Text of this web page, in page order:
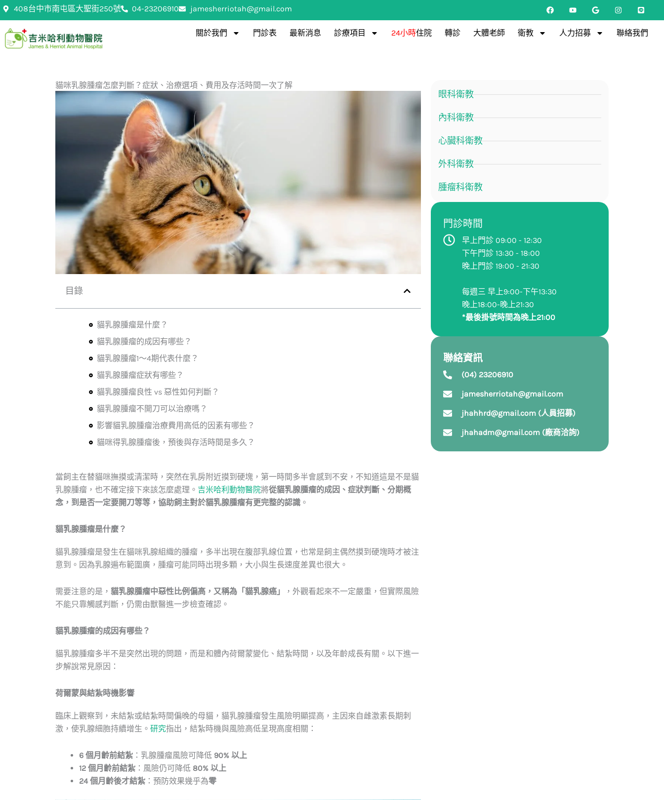
跳
至
主
要
408台中市南屯區大聖街250號 04-23206910 jamesherriotah@gmail.com
F
a
c
Y
o
u
u
G
o
o
I
n
s
t
a
L
i
n
e
關於我們 門診表 最新消息 診療項目 24小時住院 轉診 大體老師 衛教 人力招募 聯絡我們
貓咪乳腺腫瘤怎麼判斷？症狀、治療選項、費用及存活時間一次了解
目錄
貓乳腺腫瘤是什麼？
貓乳腺腫瘤的成因有哪些？
貓乳腺腫瘤1～4期代表什麼？
貓乳腺腫瘤症狀有哪些？
貓乳腺腫瘤良性 vs 惡性如何判斷？
貓乳腺腫瘤不開刀可以治療嗎？
影響貓乳腺腫瘤治療費用高低的因素有哪些？
貓咪得乳腺腫瘤後，預後與存活時間是多久？
當飼主在替貓咪撫摸或清潔時，突然在乳房附近摸到硬塊，第一時間多半會感到不安，不知道這是不是貓
乳腺腫瘤，也不確定接下來該怎麼處理。 吉米哈利動物醫院將從貓乳腺腫瘤的成因、症狀判斷、分期概
念，到是否一定要開刀等等，協助飼主對於貓乳腺腫瘤有更完整的認識 。
貓乳腺腫瘤是什麼？
貓乳腺腫瘤是發生在貓咪乳腺組織的腫瘤，多半出現在腹部乳線位置，也常是飼主偶然摸到硬塊時才被注
意到。因為乳腺遍布範圍廣，腫瘤可能同時出現多顆，大小與生長速度差異也很大。
需要注意的是， 貓乳腺腫瘤中惡性比例偏高，又稱為「貓乳腺癌」
，外觀看起來不一定嚴重，但實際風險
不能只靠觸感判斷，仍需由獸醫進一步檢查確認。
貓乳腺腫瘤的成因有哪些？
貓乳腺腫瘤多半不是突然出現的問題，而是和體內荷爾蒙變化、結紮時間，以及年齡成長有關。以下進一
步解說常見原因：
荷爾蒙與結紮時機影響
臨床上觀察到，未結紮或結紮時間偏晚的母貓，貓乳腺腫瘤發生風險明顯提高，主因來自雌激素長期刺
激，使乳腺細胞持續增生。 研究指出，結紮時機與風險高低呈現高度相關：
6 個月齡前結紮 ：乳腺腫瘤風險可降低 90% 以上
12 個月齡前結紮 ：風險仍可降低 80% 以上
24 個月齡後才結紮 ：預防效果幾乎為零
眼科衛教
內科衛教
心臟科衛教
外科衛教
腫瘤科衛教
門診時間
早上門診 09:00 - 12:30
下午門診 13:30 - 18:00
晚上門診 19:00 - 21:30
每週三 早上9:00-下午13:30
晚上18:00-晚上21:30
*最後掛號時間為晚上21:00
聯絡資訊
(04) 23206910
jamesherriotah@gmail.com
jhahhrd@gmail.com (人員招募)
jhahadm@gmail.com (廠商洽詢)